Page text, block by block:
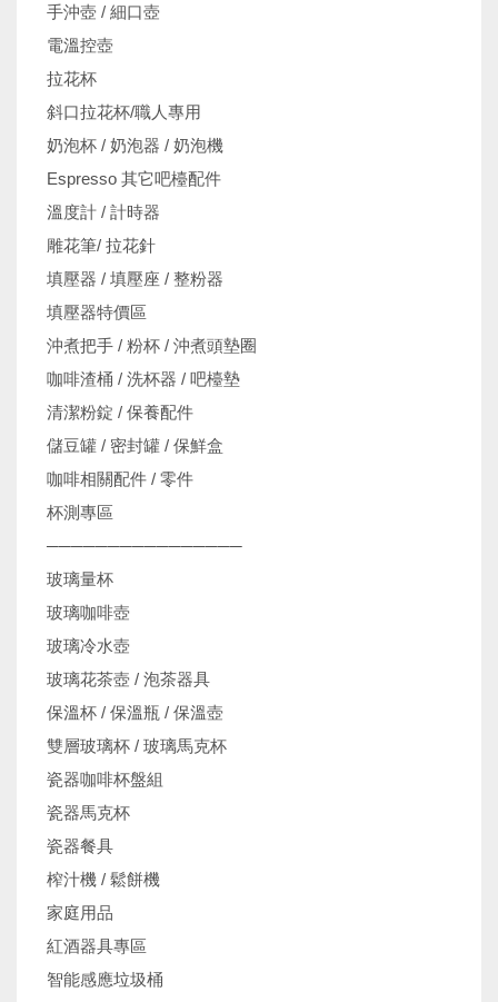
手沖壺 / 細口壺
電溫控壺
拉花杯
斜口拉花杯/職人專用
奶泡杯 / 奶泡器 / 奶泡機
Espresso 其它吧檯配件
溫度計 / 計時器
雕花筆/ 拉花針
填壓器 / 填壓座 / 整粉器
填壓器特價區
沖煮把手 / 粉杯 / 沖煮頭墊圈
咖啡渣桶 / 洗杯器 / 吧檯墊
清潔粉錠 / 保養配件
儲豆罐 / 密封罐 / 保鮮盒
咖啡相關配件 / 零件
杯測專區
────────────────
玻璃量杯
玻璃咖啡壺
玻璃冷水壺
玻璃花茶壺 / 泡茶器具
保溫杯 / 保溫瓶 / 保溫壺
雙層玻璃杯 / 玻璃馬克杯
瓷器咖啡杯盤組
瓷器馬克杯
瓷器餐具
榨汁機 / 鬆餅機
家庭用品
紅酒器具專區
智能感應垃圾桶